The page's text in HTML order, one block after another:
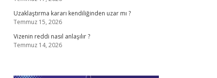
Uzaklaştırma kararı kendiliğinden uzar mı ?
Temmuz 15, 2026
Vizenin reddi nasıl anlaşılır ?
Temmuz 14, 2026